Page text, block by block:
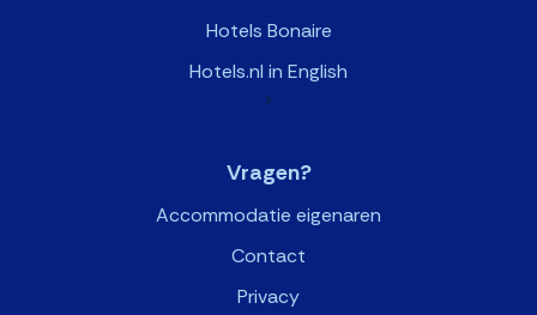
Hotels Bonaire
Hotels.nl in English
>
Vragen?
Accommodatie eigenaren
Contact
Privacy